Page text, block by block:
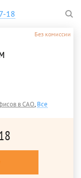
18
Без комиссии
в САО,Все